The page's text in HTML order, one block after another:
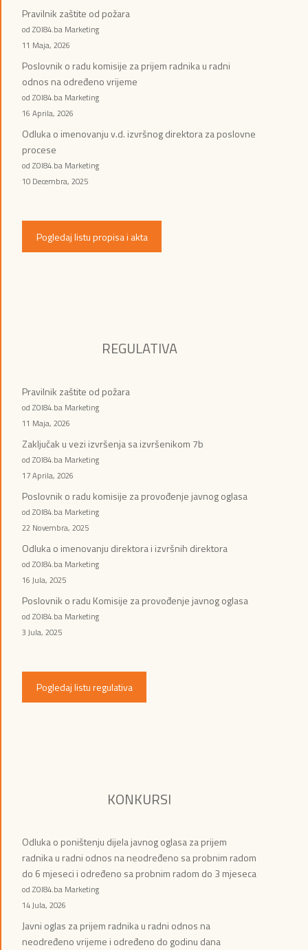
Pravilnik zaštite od požara
od ZOI84.ba Marketing
11 Maja, 2026
Poslovnik o radu komisije za prijem radnika u radni
odnos na određeno vrijeme
od ZOI84.ba Marketing
16 Aprila, 2026
Odluka o imenovanju v.d. izvršnog direktora za poslovne
procese
od ZOI84.ba Marketing
10 Decembra, 2025
Pogledaj listu propisa i akta
REGULATIVA
Pravilnik zaštite od požara
od ZOI84.ba Marketing
11 Maja, 2026
Zaključak u vezi izvršenja sa izvršenikom 7b
od ZOI84.ba Marketing
17 Aprila, 2026
Poslovnik o radu komisije za provođenje javnog oglasa
od ZOI84.ba Marketing
22 Novembra, 2025
Odluka o imenovanju direktora i izvršnih direktora
od ZOI84.ba Marketing
16 Jula, 2025
Poslovnik o radu Komisije za provođenje javnog oglasa
od ZOI84.ba Marketing
3 Jula, 2025
Pogledaj listu regulativa
KONKURSI
Odluka o poništenju dijela javnog oglasa za prijem
radnika u radni odnos na neodređeno sa probnim radom
do 6 mjeseci i određeno sa probnim radom do 3 mjeseca
od ZOI84.ba Marketing
14 Jula, 2026
Javni oglas za prijem radnika u radni odnos na
neodređeno vrijeme i određeno do godinu dana